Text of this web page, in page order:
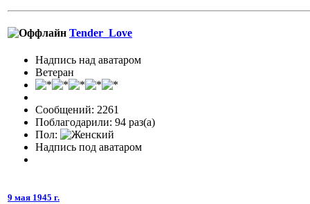
Tender_Love
Надпись над аватаром
Ветеран
Сообщений: 2261
Поблагодарили: 94 раз(а)
Пол:
Надпись под аватаром
9 мая 1945 г.